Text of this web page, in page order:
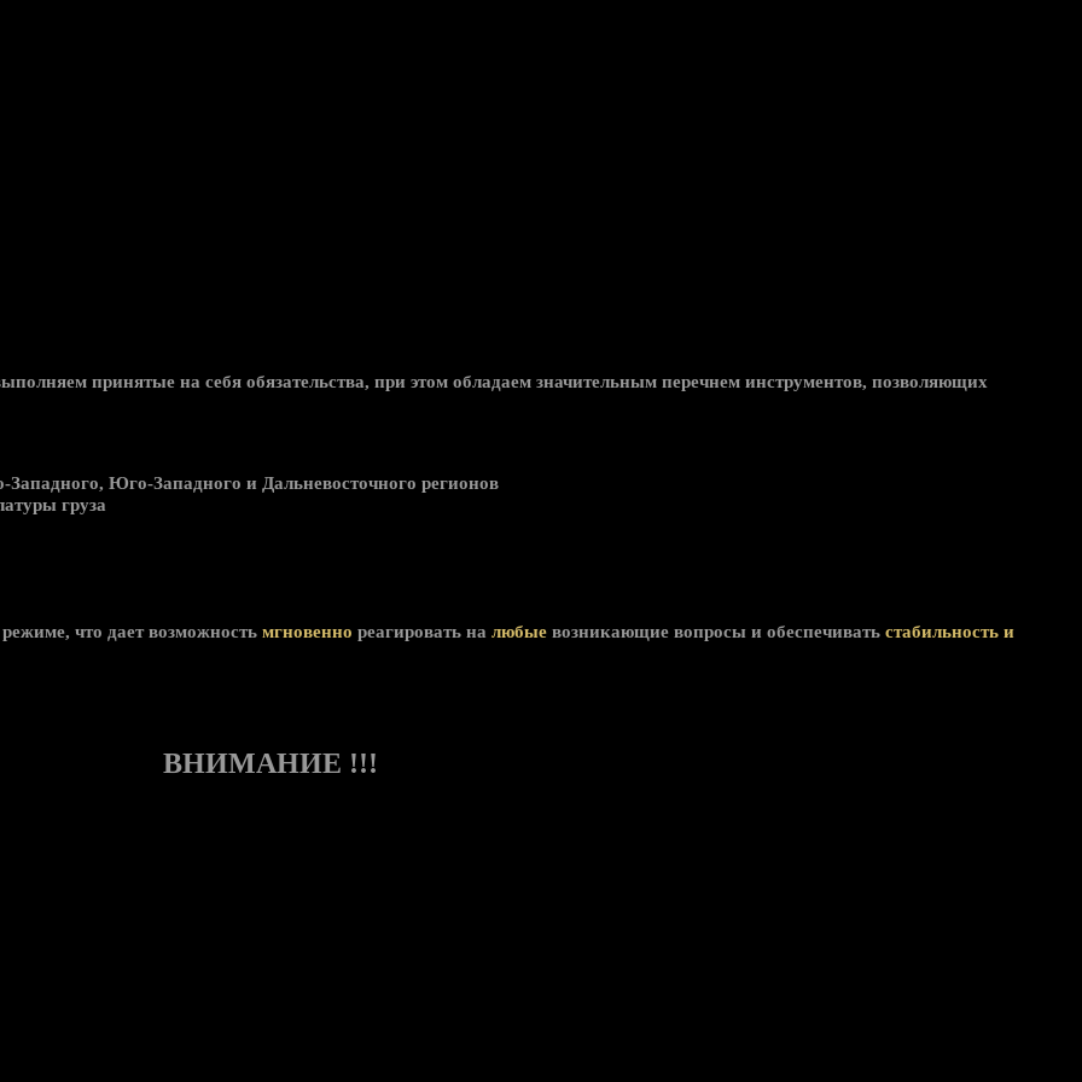
принятые на себя обязательства, при этом обладаем значительным перечнем инструментов, позволяющих
Юго-Западного и Дальневосточного регионов
груза
режиме, что дает возможность мгновенно реагировать на любые возникающие вопросы и обеспечивать стабильность и
ВНИМАНИЕ !!!
используя логотип и реквизиты компании, предлагают условия постоплаты.